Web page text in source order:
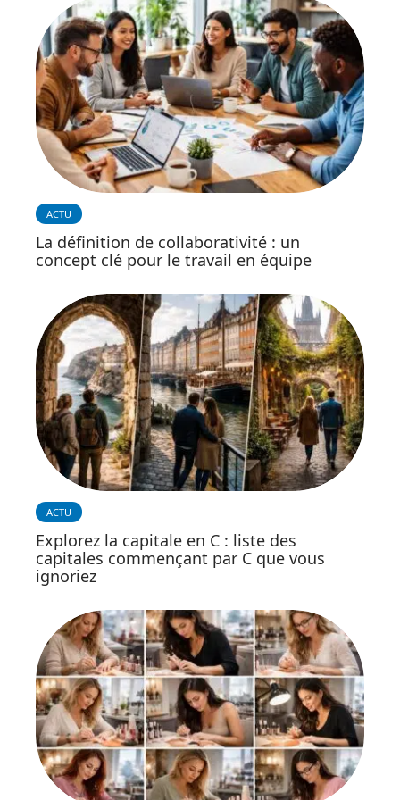
ACTU
La définition de collaborativité : un
concept clé pour le travail en équipe
ACTU
Explorez la capitale en C : liste des
capitales commençant par C que vous
ignoriez